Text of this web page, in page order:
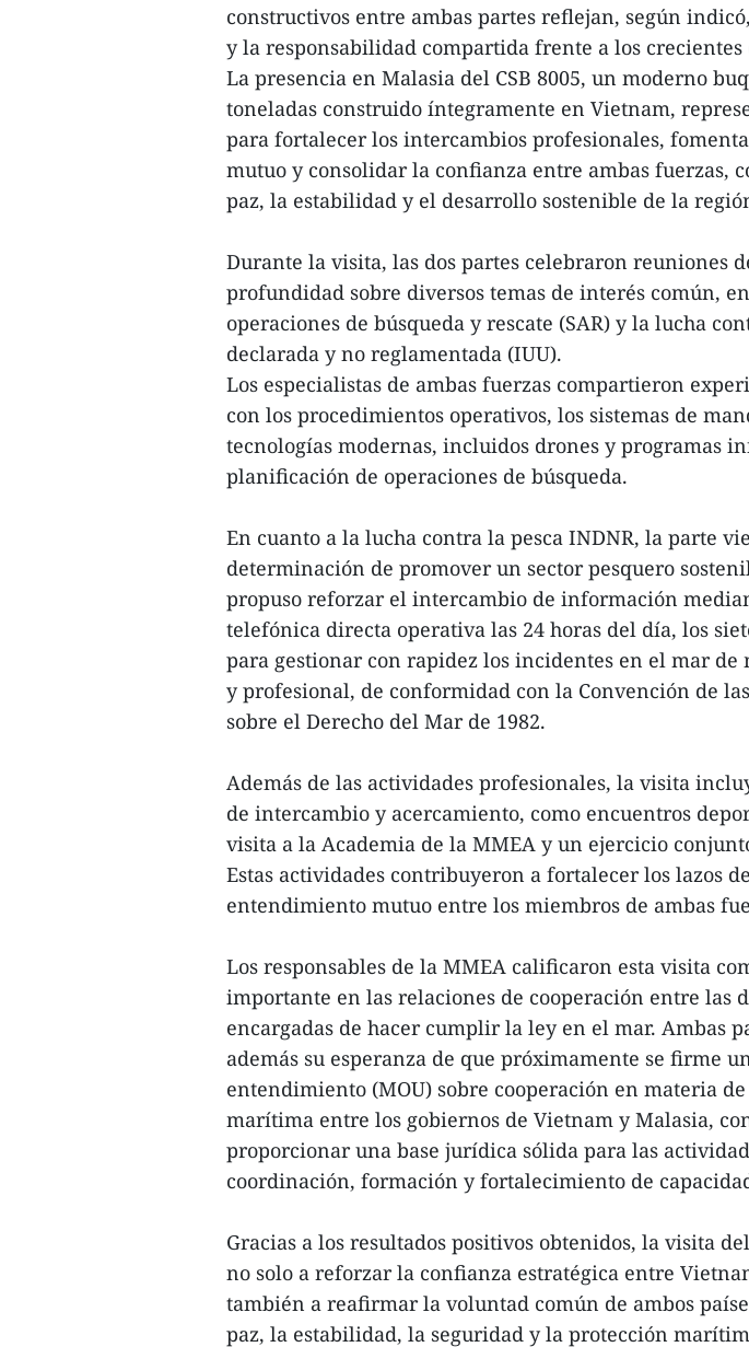
constructivos entre ambas partes reflejan, según
y la responsabilidad compartida frente a los crecientes
La presencia en Malasia del CSB 8005, un moderno
toneladas construido íntegramente en Vietnam,
para fortalecer los intercambios profesionales,
mutuo y consolidar la confianza entre ambas fuerzas,
paz, la estabilidad y el desarrollo sostenible de la
Durante la visita, las dos partes celebraron reuniones
profundidad sobre diversos temas de interés común,
operaciones de búsqueda y rescate (SAR) y la lucha
declarada y no reglamentada (IUU).
Los especialistas de ambas fuerzas compartieron
con los procedimientos operativos, los sistemas de
tecnologías modernas, incluidos drones y programas
planificación de operaciones de búsqueda.
En cuanto a la lucha contra la pesca INDNR, la parte
determinación de promover un sector pesquero
propuso reforzar el intercambio de información
telefónica directa operativa las 24 horas del día, los
para gestionar con rapidez los incidentes en el mar
y profesional, de conformidad con la Convención de
sobre el Derecho del Mar de 1982.
Además de las actividades profesionales, la visita
de intercambio y acercamiento, como encuentros
visita a la Academia de la MMEA y un ejercicio
Estas actividades contribuyeron a fortalecer los lazos
entendimiento mutuo entre los miembros de ambas
Los responsables de la MMEA calificaron esta visita
importante en las relaciones de cooperación entre las
encargadas de hacer cumplir la ley en el mar. Ambas
además su esperanza de que próximamente se firme
entendimiento (MOU) sobre cooperación en materia
marítima entre los gobiernos de Vietnam y Malasia,
proporcionar una base jurídica sólida para las
coordinación, formación y fortalecimiento de
Gracias a los resultados positivos obtenidos, la visita
no solo a reforzar la confianza estratégica entre
también a reafirmar la voluntad común de ambos
paz, la estabilidad, la seguridad y la protección